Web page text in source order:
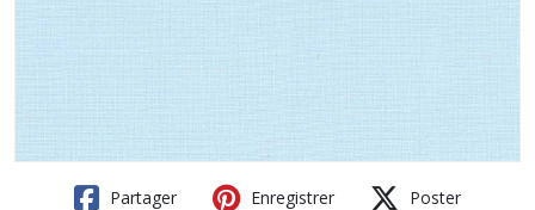
Partager Enregistrer Poster